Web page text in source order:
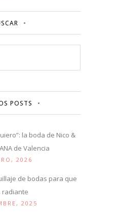
POSTS
la boda de Nico &
de Valencia
2026
de bodas para que
radiante
2025